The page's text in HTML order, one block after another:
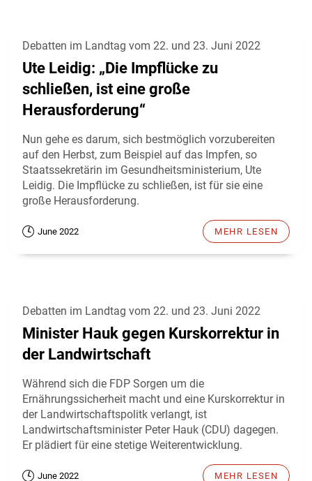
Debatten im Landtag vom 22. und 23. Juni 2022
Ute Leidig: „Die Impflücke zu
schließen, ist eine große
Herausforderung“
Nun gehe es darum, sich bestmöglich vorzubereiten
auf den Herbst, zum Beispiel auf das Impfen, so
Staatssekretärin im Gesundheitsministerium, Ute
Leidig. Die Impflücke zu schließen, ist für sie eine
große Herausforderung.
June 2022 MEHR LESEN
Debatten im Landtag vom 22. und 23. Juni 2022
Minister Hauk gegen Kurskorrektur in
der Landwirtschaft
Während sich die FDP Sorgen um die
Ernährungssicherheit macht und eine Kurskorrektur in
der Landwirtschaftspolitk verlangt, ist
Landwirtschaftsminister Peter Hauk (CDU) dagegen.
Er plädiert für eine stetige Weiterentwicklung.
June 2022 MEHR LESEN